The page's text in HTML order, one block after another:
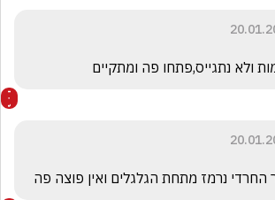
ולא נתגייס,פתחו פה ומתקיים
החרדי נרמז מתחת הגלגלים ואין פוצה פה